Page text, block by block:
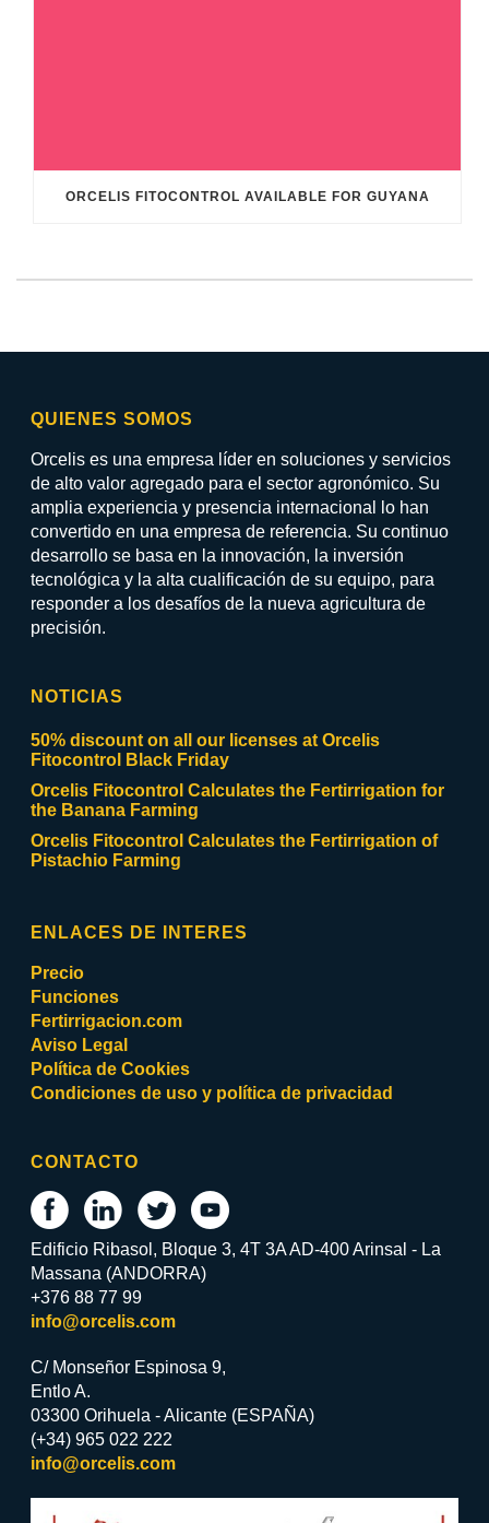
ORCELIS FITOCONTROL AVAILABLE FOR GUYANA
QUIENES SOMOS
Orcelis es una empresa líder en soluciones y servicios
de alto valor agregado para el sector agronómico. Su
amplia experiencia y presencia internacional lo han
convertido en una empresa de referencia. Su continuo
desarrollo se basa en la innovación, la inversión
tecnológica y la alta cualificación de su equipo, para
responder a los desafíos de la nueva agricultura de
precisión.
NOTICIAS
50% discount on all our licenses at Orcelis
Fitocontrol Black Friday
Orcelis Fitocontrol Calculates the Fertirrigation for
the Banana Farming
Orcelis Fitocontrol Calculates the Fertirrigation of
Pistachio Farming
ENLACES DE INTERES
Precio
Funciones
Fertirrigacion.com
Aviso Legal
Política de Cookies
Condiciones de uso y política de privacidad
CONTACTO
Edificio Ribasol, Bloque 3, 4T 3A AD-400 Arinsal - La
Massana (ANDORRA)
+376 88 77 99
info@orcelis.com
C/ Monseñor Espinosa 9,
Entlo A.
03300 Orihuela - Alicante (ESPAÑA)
(+34) 965 022 222
info@orcelis.com